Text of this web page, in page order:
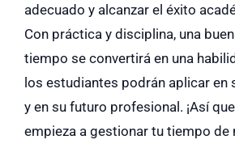
adecuado y alcanzar el éxito
Con práctica y disciplina, una
tiempo se convertirá en una
los estudiantes podrán aplicar en
y en su futuro profesional. ¡Así
empieza a gestionar tu tiempo de